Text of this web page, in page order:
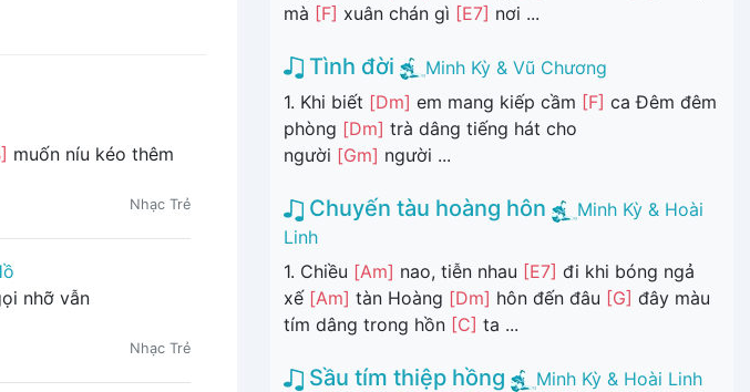
muốn níu kéo thêm
Nhạc Trẻ
nhỡ vẫn
Nhạc Trẻ
mà [F] xuân chán gì [E7] nơi ...
Tình đời
Minh Kỳ & Vũ Chương
1. Khi biết [Dm] em mang kiếp cầm [F] ca Đêm đêm
phòng [Dm] trà dâng tiếng hát cho
người [Gm] người ...
Chuyến tàu hoàng hôn
Minh Kỳ & Hoài
Linh
1. Chiều [Am] nao, tiễn nhau [E7] đi khi bóng ngả
xế [Am] tàn Hoàng [Dm] hôn đến đâu [G] đây màu
tím dâng trong hồn [C] ta ...
Sầu tím thiệp hồng
Minh Kỳ & Hoài Linh